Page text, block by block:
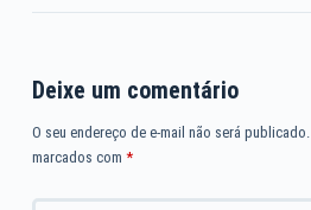
Deixe um comentário
O seu endereço de e-mail não será publicado.
marcados com *